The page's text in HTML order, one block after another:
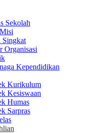
Sekolah
Singkat
Organisasi
Kependidikan
Kurikulum
Kesiswaan
Humas
Sarpras